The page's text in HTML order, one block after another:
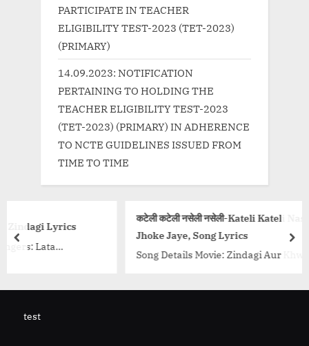
PARTICIPATE IN TEACHER
ELIGIBILITY TEST-2023 (TET-2023)
(PRIMARY)
14.09.2023: NOTIFICATION
PERTAINING TO HOLDING THE
TEACHER ELIGIBILITY TEST-2023
(TET-2023) (PRIMARY) IN ADHERENCE
TO NCTE GUIDELINES ISSUED FROM
TIME TO TIME
कटेली कटेली नसेली नसेली-Kateli Kateli Nasheeli Nasheeli
Jhoke Jaye, Song Lyrics
Song Details Movie: Zindagi Aur Khwab Singer/
Mubarak Begum Music Director: Dattaram
prev
test